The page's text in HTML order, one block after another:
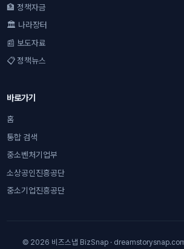
🏦 정책자금
🏛 나라장터
📰 보도자료
📋 정책뉴스
바로가기
홈
통합 검색
중소벤처기업부
소상공인진흥공단
중소기업진흥공단
© 2026 비즈스냅 BizSnap · dreamstorysnap.com